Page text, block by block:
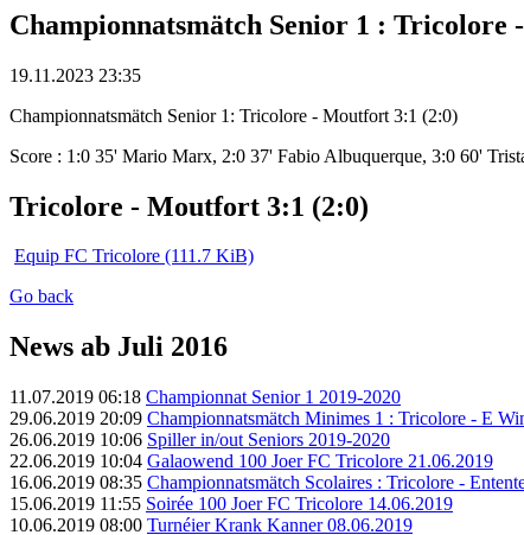
Championnatsmätch Senior 1 : Tricolore
19.11.2023 23:35
Championnatsmätch Senior 1: Tricolore - Moutfort 3:1 (2:0)
Score : 1:0 35' Mario Marx, 2:0 37' Fabio Albuquerque, 3:0 60'
Tricolore - Moutfort 3:1 (2:0)
Equip FC Tricolore (111.7 KiB)
Go back
News ab Juli 2016
11.07.2019 06:18 Championnat Senior 1 2019-2020
29.06.2019 20:09 Championnatsmätch Minimes 1 : Tricolore - E
26.06.2019 10:06 Spiller in/out Seniors 2019-2020
22.06.2019 10:04 Galaowend 100 Joer FC Tricolore 21.06.2019
16.06.2019 08:35 Championnatsmätch Scolaires : Tricolore -
15.06.2019 11:55 Soirée 100 Joer FC Tricolore 14.06.2019
10.06.2019 08:00 Turnéier Krank Kanner 08.06.2019